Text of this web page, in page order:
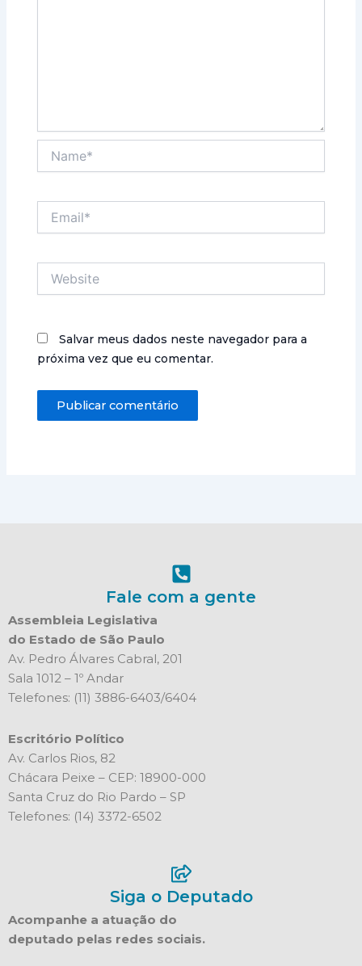
Salvar meus dados neste navegador para a
próxima vez que eu comentar.
Fale com a gente
Assembleia Legislativa
do Estado de São Paulo
Av. Pedro Álvares Cabral, 201
Sala 1012 – 1º Andar
Telefones: (11) 3886-6403/6404
Escritório Político
Av. Carlos Rios, 82
Chácara Peixe – CEP: 18900-000
Santa Cruz do Rio Pardo – SP
Telefones: (14) 3372-6502
Siga o Deputado
Acompanhe a atuação do
deputado pelas redes sociais.